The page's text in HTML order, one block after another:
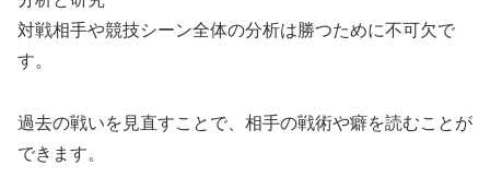
対戦相手や競技シーン全体の分析は勝つために不可欠で
す。
過去の戦いを見直すことで、相手の戦術や癖を読むことが
できます。